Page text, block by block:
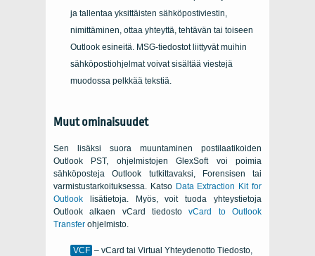
ja tallentaa yksittäisten sähköpostiviestin,
nimittäminen, ottaa yhteyttä, tehtävän tai toiseen
Outlook esineitä. MSG-tiedostot liittyvät muihin
sähköpostiohjelmat voivat sisältää viestejä
muodossa pelkkää tekstiä.
Muut ominaisuudet
Sen lisäksi suora muuntaminen postilaatikoiden
Outlook PST, ohjelmistojenGlexSoftvoi poimia
sähköpostejaOutlook tutkittavaksi, Forensisen tai
varmistustarkoituksessa. Katso Data Extraction Kit for
Outlook lisätietoja. Myös, voit tuoda yhteystietoja
Outlook alkaen vCard tiedostovCard to Outlook
Transfer ohjelmisto.
VCF – vCard tai Virtual Yhteydenotto Tiedosto,